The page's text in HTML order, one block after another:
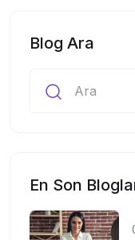
Blog Ara
En Son